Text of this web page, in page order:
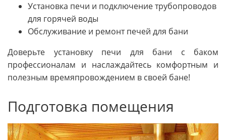
Установка печи и подключение трубопроводов
для горячей воды
Обслуживание и ремонт печей для бани
Доверьте установку печи для бани с баком
профессионалам и наслаждайтесь комфортным и
полезным времяпровождением в своей бане!
Подготовка помещения